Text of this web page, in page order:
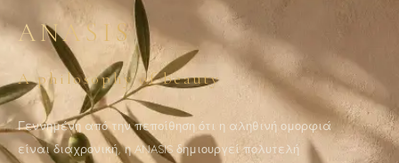
ANASIS
A philosophy of beauty
Γεννημένη από την πεποίθηση ότι η αληθινή ομορφιά
είναι διαχρονική, η ANASIS δημιουργεί πολυτελή